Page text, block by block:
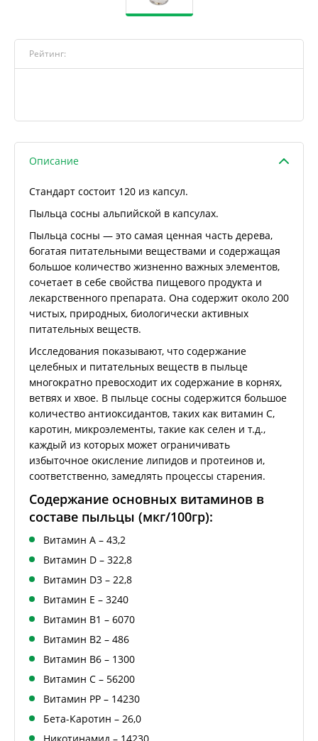
Рейтинг:
Описание
Стандарт состоит 120 из капсул.
Пыльца сосны альпийской в капсулах.
Пыльца сосны — это самая ценная часть дерева,
богатая питательными веществами и содержащая
большое количество жизненно важных элементов,
сочетает в себе свойства пищевого продукта и
лекарственного препарата. Она содержит около 200
чистых, природных, биологически активных
питательных веществ.
Исследования показывают, что содержание
целебных и питательных веществ в пыльце
многократно превосходит их содержание в корнях,
ветвях и хвое. В пыльце сосны содержится большое
количество антиоксидантов, таких как витамин С,
каротин, микроэлементы, такие как селен и т.д.,
каждый из которых может ограничивать
избыточное окисление липидов и протеинов и,
соответственно, замедлять процессы старения.
Содержание основных витаминов в
составе пыльцы (мкг/100гр):
Витамин А – 43,2
Витамин D – 322,8
Витамин D3 – 22,8
Витамин Е – 3240
Витамин В1 – 6070
Витамин В2 – 486
Витамин В6 – 1300
Витамин С – 56200
Витамин РР – 14230
Бета-Каротин – 26,0